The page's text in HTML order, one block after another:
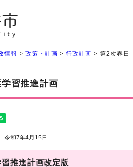
情報 >政策・計画 > 行政計画 > 第2次春日
習推進計画
和7年4月15日
推進計画改定版